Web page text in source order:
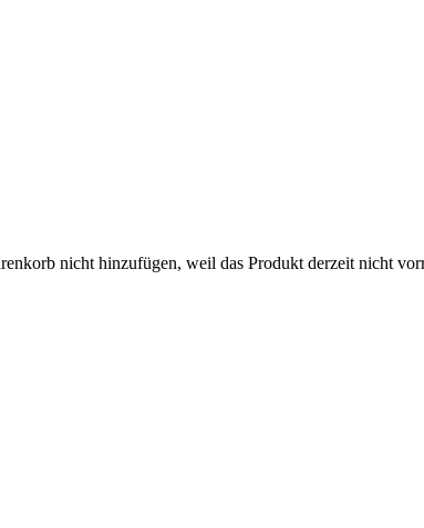
nicht hinzufügen, weil das Produkt derzeit nicht